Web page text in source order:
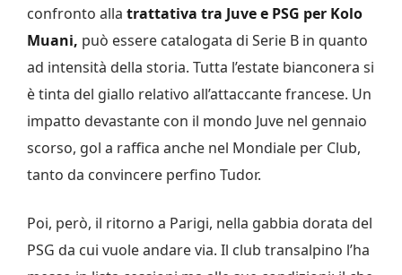
confronto alla trattativa tra Juve e PSG per Kolo
Muani, può essere catalogata di Serie B in quanto
ad intensità della storia. Tutta l’estate bianconera si
è tinta del giallo relativo all’attaccante francese. Un
impatto devastante con il mondo Juve nel gennaio
scorso, gol a raffica anche nel Mondiale per Club,
tanto da convincere perfino Tudor.
Poi, però, il ritorno a Parigi, nella gabbia dorata del
PSG da cui vuole andare via. Il club transalpino l’ha